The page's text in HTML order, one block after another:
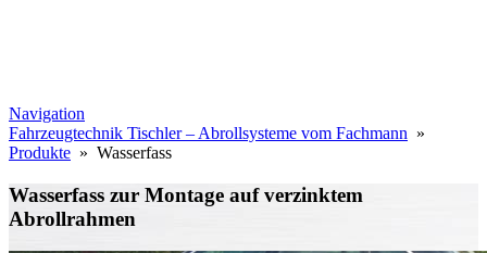
Navigation
Fahrzeugtechnik Tischler – Abrollsysteme vom Fachmann »
Produkte » Wasserfass
Wasserfass zur Montage auf verzinktem
Abrollrahmen